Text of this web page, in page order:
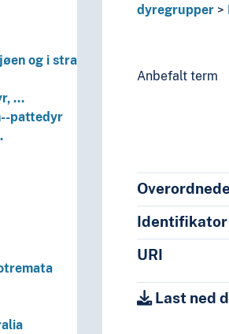
og i strandbeltet
…
pattedyr
dyregrupper
Anbefalt term
Identifikator
URI
Last ned